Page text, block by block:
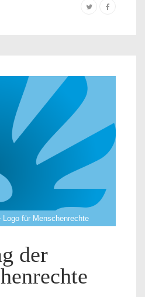
Logo für Menschenrechte
der